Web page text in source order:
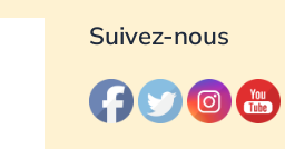
Suivez-nous
Archives